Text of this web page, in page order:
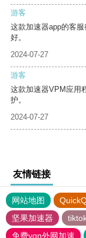
游客
这款加速器app的客
好。
2024-07-27
游客
这款加速器VPM应用
护。
2024-07-27
友情链接
网站地图
坚果加速器
免费vqn外网加速